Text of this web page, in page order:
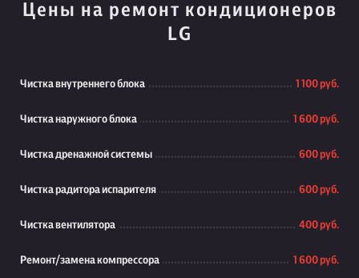
Цены на ремонт кондиционеров
LG
Чистка внутреннего блока 1 100 руб.
Чистка наружного блока 1 600 руб.
Чистка дренажной системы 600 руб.
Чистка радитора испарителя 600 руб.
Чистка вентилятора 400 руб.
Ремонт/замена компрессора 1 600 руб.